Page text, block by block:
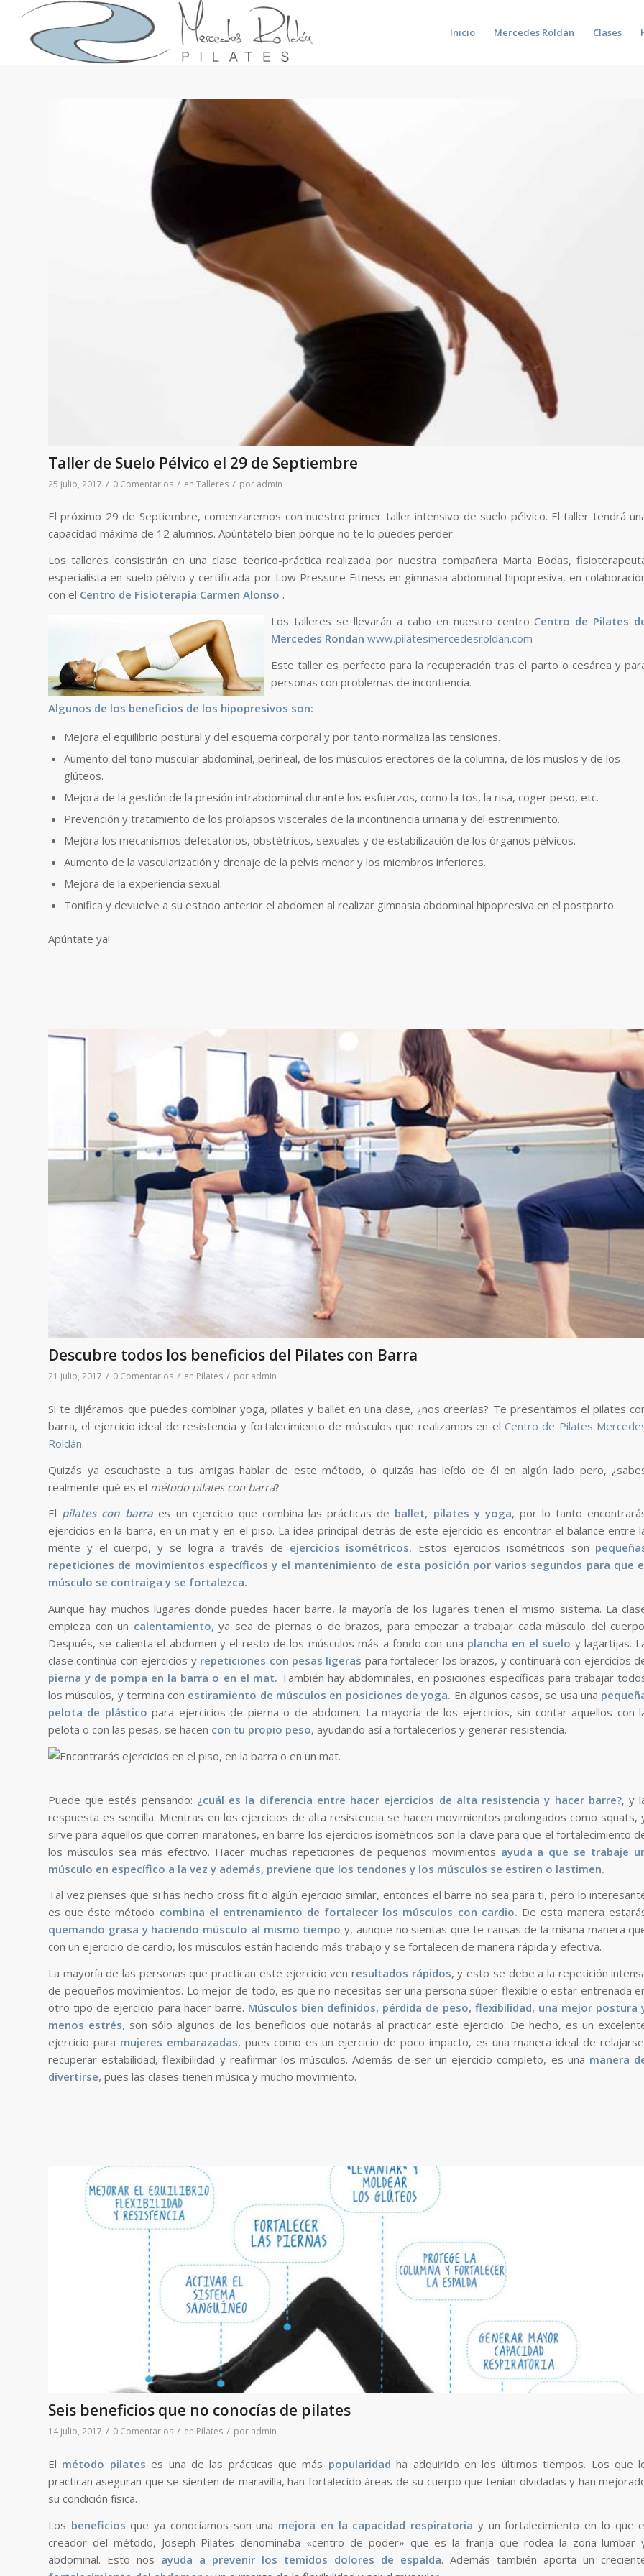
Inicio Mercedes Roldán Clases
Taller de Suelo Pélvico el 29 de Septiembre
25 julio, 2017 / 0 Comentarios / en Talleres / por admin
El próximo 29 de Septiembre, comenzaremos con nuestro primer taller intensivo de suelo pélvico. El taller tendrá
capacidad máxima de 12 alumnos. Apúntatelo bien porque no te lo puedes perder.
Los talleres consistirán en una clase teorico-práctica realizada por nuestra compañera Marta Bodas,
especialista en suelo pélvio y certificada por Low Pressure Fitness en gimnasia abdominal hipopresiva, en
con el Centro de Fisioterapia Carmen Alonso .
Los talleres se llevarán a cabo en nuestro centro Centro de Pilates
Mercedes Rondan www.pilatesmercedesroldan.com
Este taller es perfecto para la recuperación tras el parto o cesárea y
personas con problemas de incontiencia.
Algunos de los beneficios de los hipopresivos son:
Mejora el equilibrio postural y del esquema corporal y por tanto normaliza las tensiones.
Aumento del tono muscular abdominal, perineal, de los músculos erectores de la columna, de los muslos y de los
glúteos.
Mejora de la gestión de la presión intrabdominal durante los esfuerzos, como la tos, la risa, coger peso, etc.
Prevención y tratamiento de los prolapsos viscerales de la incontinencia urinaria y del estreñimiento.
Mejora los mecanismos defecatorios, obstétricos, sexuales y de estabilización de los órganos pélvicos.
Aumento de la vascularización y drenaje de la pelvis menor y los miembros inferiores.
Mejora de la experiencia sexual.
Tonifica y devuelve a su estado anterior el abdomen al realizar gimnasia abdominal hipopresiva en el postparto.
Apúntate ya!
Descubre todos los beneficios del Pilates con Barra
21 julio, 2017 / 0 Comentarios / en Pilates / por admin
Si te dijéramos que puedes combinar yoga, pilates y ballet en una clase, ¿nos creerías? Te presentamos el pilates
barra, el ejercicio ideal de resistencia y fortalecimiento de músculos que realizamos en elCentro de Pilates
Roldán.
Quizás ya escuchaste a tus amigas hablar de este método, o quizás has leído de él en algún lado pero,
realmente qué es el método pilates con barra?
El pilates con barra es un ejercicio que combina las prácticas de ballet, pilates y yoga, por lo tanto
ejercicios en la barra, en un mat y en el piso. La idea principal detrás de este ejercicio es encontrar el balance entre
mente y el cuerpo, y se logra a través de ejercicios isométricos. Estos ejercicios isométricos son
repeticiones de movimientos específicos y el mantenimiento de esta posición por varios segundos para que
músculo se contraiga y se fortalezca.
Aunque hay muchos lugares donde puedes hacer barre, la mayoría de los lugares tienen el mismo sistema. La
empieza con un calentamiento, ya sea de piernas o de brazos, para empezar a trabajar cada músculo del
Después, se calienta el abdomen y el resto de los músculos más a fondo con una plancha en el suelo y lagartijas.
clase continúa con ejercicios y repeticiones con pesas ligeras para fortalecer los brazos, y continuará con ejercicios
pierna y de pompa en la barra o en el mat. También hay abdominales, en posiciones específicas para trabajar
los músculos, y termina con estiramiento de músculos en posiciones de yoga. En algunos casos, se usa una
pelota de plástico para ejercicios de pierna o de abdomen. La mayoría de los ejercicios, sin contar aquellos con
pelota o con las pesas, se hacen con tu propio peso, ayudando así a fortalecerlos y generar resistencia.
Puede que estés pensando: ¿cuál es la diferencia entre hacer ejercicios de alta resistencia y hacer barre?, y
respuesta es sencilla. Mientras en los ejercicios de alta resistencia se hacen movimientos prolongados como squats,
sirve para aquellos que corren maratones, en barre los ejercicios isométricos son la clave para que el fortalecimiento
los músculos sea más efectivo. Hacer muchas repeticiones de pequeños movimientos ayuda a que se trabaje
músculo en específico a la vez y además, previene que los tendones y los músculos se estiren o lastimen.
Tal vez pienses que si has hecho cross fit o algún ejercicio similar, entonces el barre no sea para ti, pero lo
es que éste método combina el entrenamiento de fortalecer los músculos con cardio. De esta manera
quemando grasa y haciendo músculo al mismo tiempo y, aunque no sientas que te cansas de la misma manera
con un ejercicio de cardio, los músculos están haciendo más trabajo y se fortalecen de manera rápida y efectiva.
La mayoría de las personas que practican este ejercicio ven resultados rápidos, y esto se debe a la repetición
de pequeños movimientos. Lo mejor de todo, es que no necesitas ser una persona súper flexible o estar entrenada
otro tipo de ejercicio para hacer barre. Músculos bien definidos, pérdida de peso, flexibilidad, una mejor postura
menos estrés, son sólo algunos de los beneficios que notarás al practicar este ejercicio. De hecho, es un
ejercicio para mujeres embarazadas, pues como es un ejercicio de poco impacto, es una manera ideal de
recuperar estabilidad, flexibilidad y reafirmar los músculos. Además de ser un ejercicio completo, es una manera
divertirse, pues las clases tienen música y mucho movimiento.
Seis beneficios que no conocías de pilates
14 julio, 2017 / 0 Comentarios / en Pilates / por admin
El método pilates es una de las prácticas que más popularidad ha adquirido en los últimos tiempos. Los que
practican aseguran que se sienten de maravilla, han fortalecido áreas de su cuerpo que tenían olvidadas y han
su condición física.
Los beneficios que ya conocíamos son una mejora en la capacidad respiratoria y un fortalecimiento en lo que
creador del método, Joseph Pilates denominaba «centro de poder» que es la franja que rodea la zona lumbar
abdominal. Esto nos ayuda a prevenir los temidos dolores de espalda. Además también aporta un